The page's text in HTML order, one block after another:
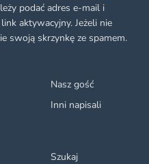
Nasz gość
Inni napisali
Szukaj
podać adres e-mail i
aktywacyjny. Jeżeli nie
swoją skrzynkę ze spamem.